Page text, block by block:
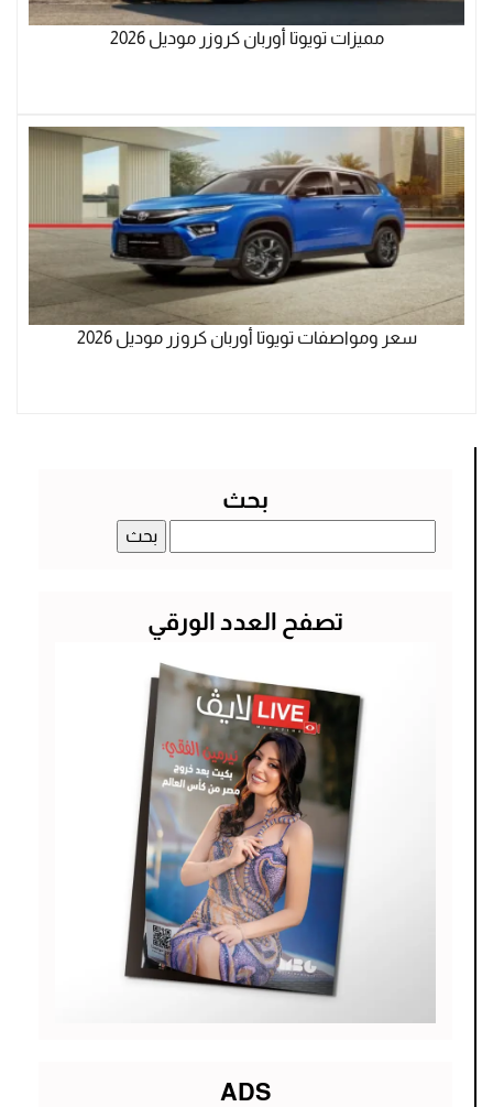
مميزات تويوتا أوربان كروزر موديل 2026
سعر ومواصفات تويوتا أوربان كروزر موديل 2026
بحث
عن:
تصفح العدد الورقي
ADS